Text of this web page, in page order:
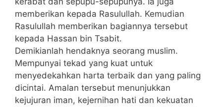
memberikan kepada Rasulullah. Kemudian
Rasulullah memberikan bagiannya tersebut
kepada Hassan bin Tsabit.
Demikianlah hendaknya seorang muslim.
Mempunyai tekad yang kuat untuk
menyedekahkan harta terbaik dan yang paling
dicintai. Amalan tersebut menunjukkan
kejujuran iman, kejernihan hati dan kekuatan